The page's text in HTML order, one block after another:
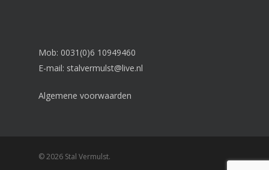
Mob: 0031(0)6 10949460
E-mail: stalvermulst@live.nl
Algemene voorwaarden
© 2026 Stal Vermulst.